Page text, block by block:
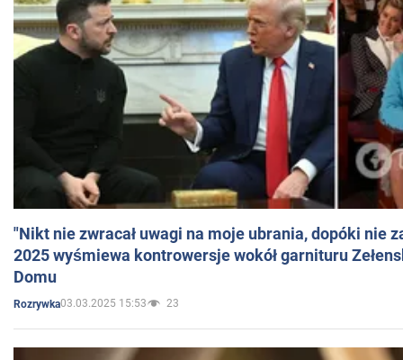
"Nikt nie zwracał uwagi na moje ubrania, dopóki nie
2025 wyśmiewa kontrowersje wokół garnituru
Domu
Rozrywka03.03.2025 15:53 23